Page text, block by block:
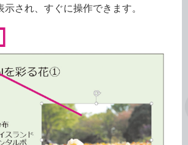
され、すぐに操作できます。